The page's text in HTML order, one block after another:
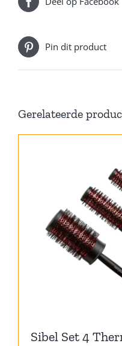
Pin dit product
Gerelateerde
Sibel Set 4